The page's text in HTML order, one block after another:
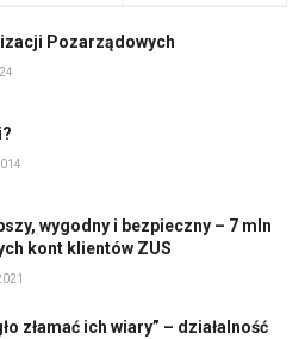
Pozarządowych
wygodny i bezpieczny – 7 mln
kont klientów ZUS
złamać ich wiary” – działalność